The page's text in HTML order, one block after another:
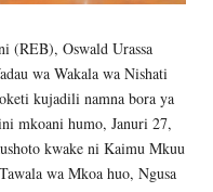
(REB), Oswald Urassa
wa Wakala wa Nishati
kujadili namna bora ya
mkoani humo, Januri 27,
kwake ni Kaimu Mkuu
wa Mkoa huo, Ngusa